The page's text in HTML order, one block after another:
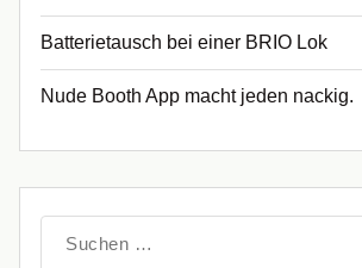
Batterietausch bei einer BRIO Lok
Nude Booth App macht jeden nackig.
nach: